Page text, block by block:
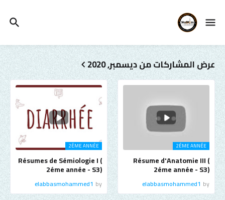
عرض المشاركات من ديسمبر, 2020
2ÉME ANNÉE
Résume d'Anatomie III (
2éme année - S3)
by
elabbasmohammed1
2ÉME ANNÉE
Résumes de Sémiologie I (
2éme année - S3)
by
elabbasmohammed1